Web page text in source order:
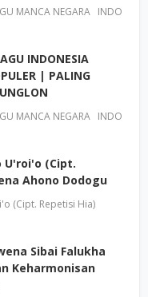
MANCA NEGARA INDO
INDONESIA
| PALING
MANCA NEGARA INDO
U'roi'o (Cipt.
Ahono Dodogu
(Cipt. Repetisi Hia)
Sibai Falukha
Keharmonisan